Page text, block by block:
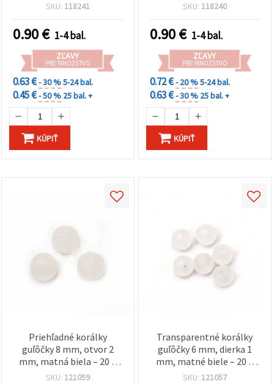
mix, 20 g (~70 ks) – sada
náramkov, náhrdelníkov a
kreatívne dekorácie
SKU: 118241
0.90€ 1-4 bal.
ZĽAVY
PRE MNOŽSTVO
0.63 €- 30 %5-24 bal.
0.45 €- 50 % 25 bal. +
KÚPIŤ
ks)
SKU: 118240
0.90€ 1-4 bal.
ZĽAVY
PRE MNOŽSTVO
0.72 €- 20 %5-24 bal.
0.63 €- 30 % 25 bal. +
KÚPIŤ
Priehľadné korálky
guľôčky 8 mm, otvor 2
mm, matná biela – 20 g
(cca 80 ks) – mix na
SKU: 121059
Transparentné korálky
guľôčky 6 mm, dierka 1
mm, matné biele – 20 g
(cca 200 ks) – kreatívne
SKU: 121057